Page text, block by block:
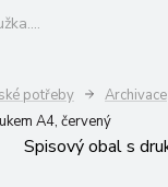
potřeby Archivace
A4, červený